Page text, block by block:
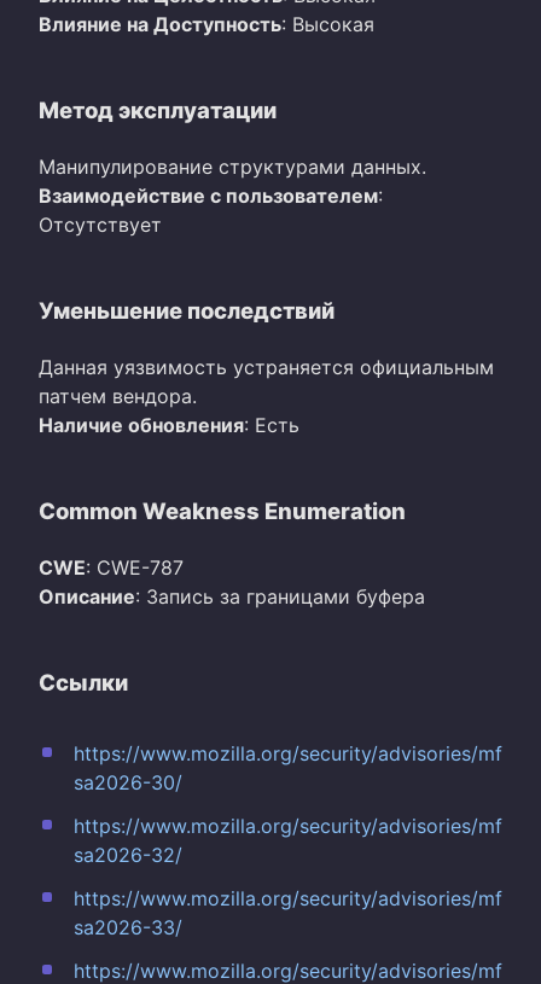
Влияние на Доступность: Высокая
Метод эксплуатации
Манипулирование структурами данных.
Взаимодействие с пользователем:
Отсутствует
Уменьшение последствий
Данная уязвимость устраняется официальным
патчем вендора.
Наличие обновления: Есть
Common Weakness Enumeration
CWE: CWE-787
Описание: Запись за границами буфера
Ссылки
https://www.mozilla.org/security/advisories/mf
sa2026-30/
https://www.mozilla.org/security/advisories/mf
sa2026-32/
https://www.mozilla.org/security/advisories/mf
sa2026-33/
https://www.mozilla.org/security/advisories/mf